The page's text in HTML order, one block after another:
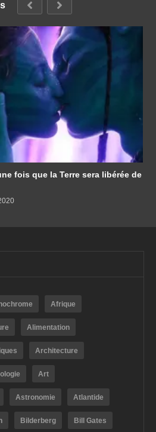
fois que la Terre sera libérée de
Afrique
Alimentation
Architecture
Art
Astronomie Atlantide
Bilderberg Bill Gates